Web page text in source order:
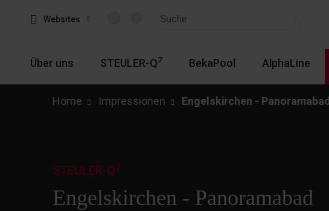
Websites
Über uns STEULER-Q7 BekaPool AlphaLine
Home Impressionen Engelskirchen - Panoramabad
Engelskirchen - Panoramabad
STEULER-Q7